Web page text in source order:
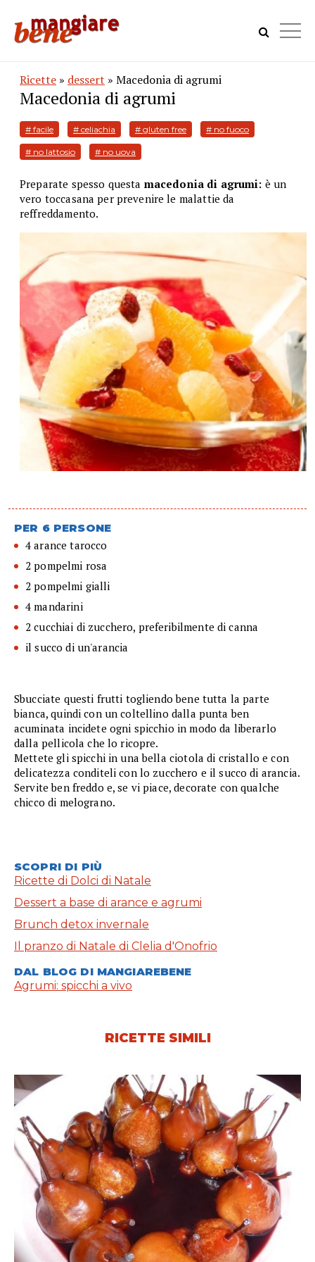
Ricette » dessert » Macedonia di agrumi
Macedonia di agrumi
# facile # celiachia # gluten free # no fuoco
# no lattosio # no uova
Preparate spesso questa macedonia di agrumi: è un
vero toccasana per prevenire le malattie da
reffreddamento.
PER 6 PERSONE
4 arance tarocco
2 pompelmi rosa
2 pompelmi gialli
4 mandarini
2 cucchiai di zucchero, preferibilmente di canna
il succo di un'arancia
Sbucciate questi frutti togliendo bene tutta la parte
bianca, quindi con un coltellino dalla punta ben
acuminata incidete ogni spicchio in modo da liberarlo
dalla pellicola che lo ricopre.
Mettete gli spicchi in una bella ciotola di cristallo e con
delicatezza conditeli con lo zucchero e il succo di arancia.
Servite ben freddo e, se vi piace, decorate con qualche
chicco di melograno.
SCOPRI DI PIÙ
Ricette di Dolci di Natale
Dessert a base di arance e agrumi
Brunch detox invernale
Il pranzo di Natale di Clelia d'Onofrio
DAL BLOG DI MANGIAREBENE
Agrumi: spicchi a vivo
RICETTE SIMILI